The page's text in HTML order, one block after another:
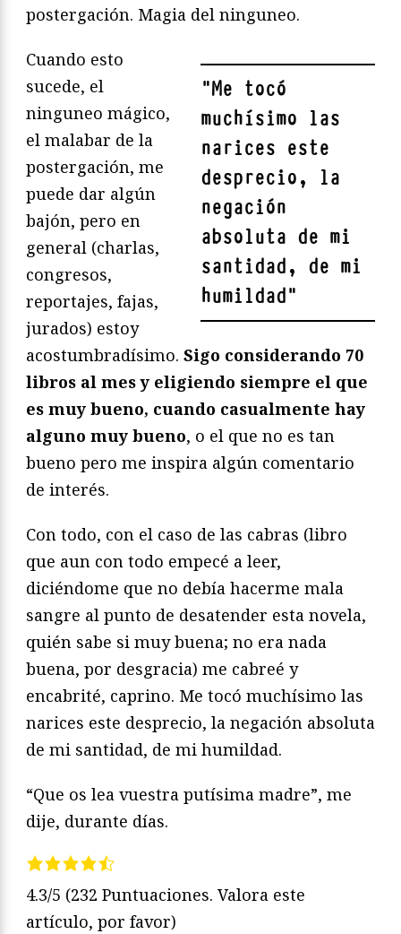
postergación. Magia del ninguneo.
"Me tocó
muchísimo las
narices este
desprecio, la
negación
absoluta de mi
santidad, de mi
humildad"
Cuando esto
sucede, el
ninguneo mágico,
el malabar de la
postergación, me
puede dar algún
bajón, pero en
general (charlas,
congresos,
reportajes, fajas,
jurados) estoy
acostumbradísimo. Sigo considerando 70
libros al mes y eligiendo siempre el que
es muy bueno, cuando casualmente hay
alguno muy bueno, o el que no es tan
bueno pero me inspira algún comentario
de interés.
Con todo, con el caso de las cabras (libro
que aun con todo empecé a leer,
diciéndome que no debía hacerme mala
sangre al punto de desatender esta novela,
quién sabe si muy buena; no era nada
buena, por desgracia) me cabreé y
encabrité, caprino. Me tocó muchísimo las
narices este desprecio, la negación absoluta
de mi santidad, de mi humildad.
“Que os lea vuestra putísima madre”, me
dije, durante días.
4.3/5 (232 Puntuaciones. Valora este
artículo, por favor)